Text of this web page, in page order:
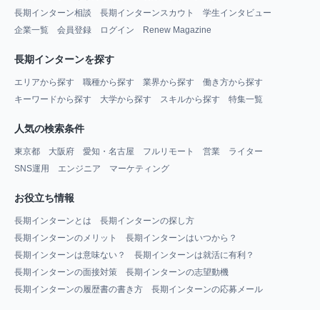
長期インターン相談
長期インターンスカウト
学生インタビュー
企業一覧
会員登録 ログイン Renew Magazine
長期インターンを探す
エリアから探す 職種から探す 業界から探す
働き方から探す
キーワードから探す
大学から探す スキルから探す 特集一覧
人気の検索条件
東京都 大阪府 愛知・名古屋 フルリモート 営業
ライター
SNS運用
エンジニア マーケティング
お役立ち情報
長期インターンとは
長期インターンの探し方
長期インターンのメリット
長期インターンはいつから？
長期インターンは意味ない？
長期インターンは就活に有利？
長期インターンの面接対策
長期インターンの志望動機
長期インターンの履歴書の書き方
長期インターンの応募メール